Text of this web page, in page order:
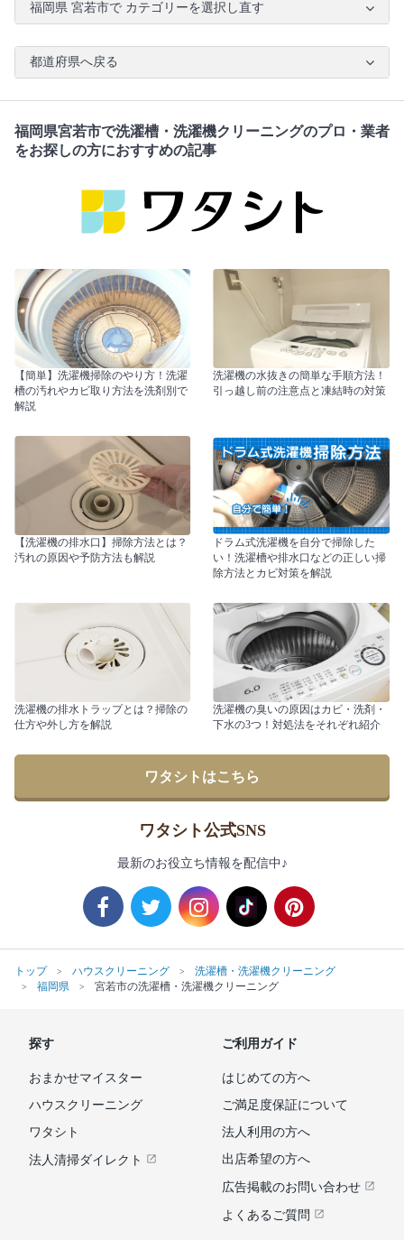
福岡県 宮若市で カテゴリーを選択し直す
都道府県へ戻る
福岡県宮若市で洗濯槽・洗濯機クリーニングのプロ・業者
をお探しの方におすすめの記事
【簡単】洗濯機掃除のやり方！洗濯
槽の汚れやカビ取り方法を洗剤別で
解説
洗濯機の水抜きの簡単な手順方法！
引っ越し前の注意点と凍結時の対策
【洗濯機の排水口】掃除方法とは？
汚れの原因や予防方法も解説
ドラム式洗濯機を自分で掃除した
い！洗濯槽や排水口などの正しい掃
除方法とカビ対策を解説
洗濯機の排水トラップとは？掃除の
仕方や外し方を解説
洗濯機の臭いの原因はカビ・洗剤・
下水の3つ！対処法をそれぞれ紹介
ワタシトはこちら
ワタシト公式SNS
最新のお役立ち情報を配信中♪
トップ ハウスクリーニング
洗濯槽・洗濯機クリーニング
福岡県
宮若市の洗濯槽・洗濯機クリーニング
探す
おまかせマイスター
ハウスクリーニング
ワタシト
法人清掃ダイレクト
ご利用ガイド
はじめての方へ
ご満足度保証について
法人利用の方へ
出店希望の方へ
広告掲載のお問い合わせ
よくあるご質問